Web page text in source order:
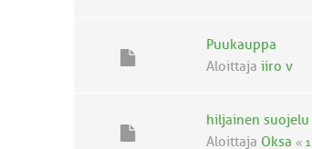
Puukauppa
Aloittaja iiro v
hiljainen suojelu
Aloittaja Oksa « 1